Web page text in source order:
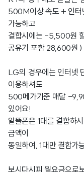
500M이상 속도 + 인터
가능하고
결합시에는 -5,500원
공유기 포함 28,600원 )
LG의 경우에는 인터넷
이용하셔도
500메가기준 매달 -
있어요!
알뜰폰은 1대를 결합하
금액이
동일하여, 1대만 결합가
보시다시피 월요금으로